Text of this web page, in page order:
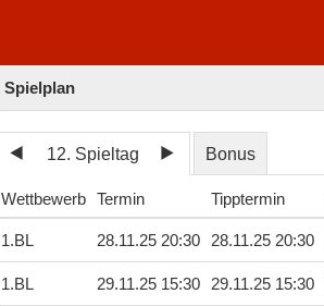
Spielplan
12. Spieltag Bonus
Wettbewerb Termin Tipptermin
1.BL 28.11.25 20:30 28.11.25 20:30
1.BL 29.11.25 15:30 29.11.25 15:30